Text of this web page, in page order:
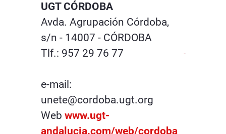
UGT CÓRDOBA
Avda. Agrupación Córdoba,
s/n - 14007 - CÓRDOBA
Tlf.: 957 29 76 77
e-mail:
unete@cordoba.ugt.org
Web www.ugt-
andalucia.com/web/cordoba